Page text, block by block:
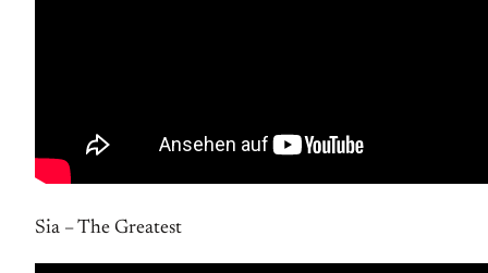
Sia – The Greatest